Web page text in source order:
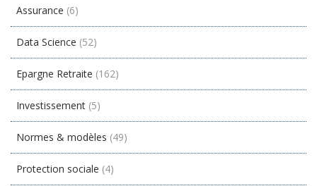
Assurance (6)
Data Science (52)
Epargne Retraite (162)
Investissement (5)
Normes & modèles (49)
Protection sociale (4)